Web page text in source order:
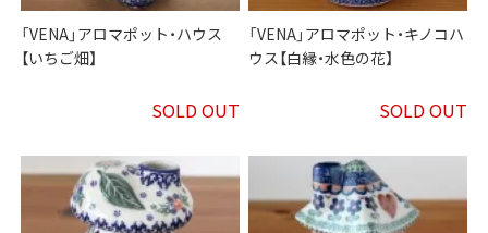
「VENA」アロマポット・ハウス
【いちご畑】
SOLD OUT
「VENA」アロマポット・キノコハ
ウス【白縁・水色の花】
SOLD OUT